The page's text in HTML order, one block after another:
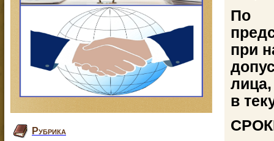
Рубрика
По
при
в